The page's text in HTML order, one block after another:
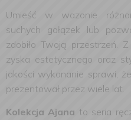
Umieść w wazonie
suchych gałązek lub
zdobiło Twoją przestrzeń.
zyska estetycznego oraz
jakości wykonanie sprawi,
prezentował przez wiele lat.
Kolekcja Ajana to seria